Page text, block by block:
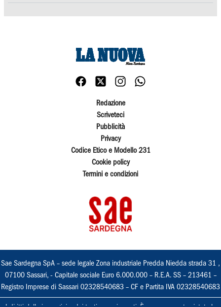
Redazione
Scriveteci
Pubblicità
Privacy
Codice Etico e Modello 231
Cookie policy
Termini e condizioni
Sae Sardegna SpA – sede legale Zona industriale Predda Niedda strada 31 ,
07100 Sassari, - Capitale sociale Euro 6.000.000 – R.E.A. SS – 213461 –
Registro Imprese di Sassari 02328540683 – CF e Partita IVA 02328540683